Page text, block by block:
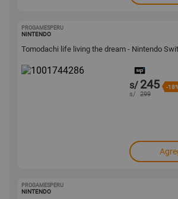
PROGAMESPERU
NINTENDO
Tomodachi life living the dream - Nintendo
s/ 245 -
s/ 299
PROGAMESPERU
NINTENDO